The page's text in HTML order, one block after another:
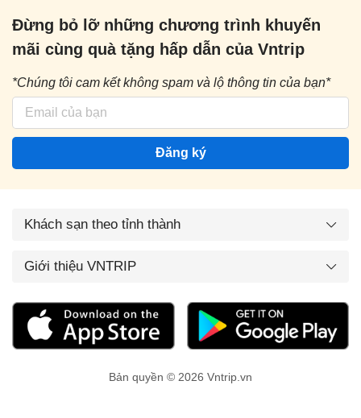
Đừng bỏ lỡ những chương trình khuyến
mãi cùng quà tặng hấp dẫn của Vntrip
*Chúng tôi cam kết không spam và lộ thông tin của bạn*
Đăng ký
Khách sạn theo tỉnh thành
Giới thiệu VNTRIP
Bản quyền © 2026 Vntrip.vn